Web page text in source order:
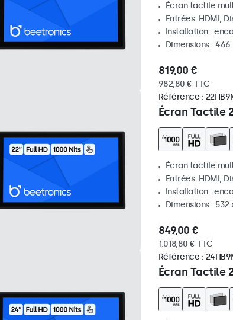
Écran tactile
Entrées: HDMI,
Installation :
Dimensions :
819,00 €
982,80 € TTC
Écran Tactile
Référence :
Écran tactile
Entrées: HDMI,
Installation :
Dimensions :
849,00 €
1.018,80 € TTC
Écran Tactile
Référence :